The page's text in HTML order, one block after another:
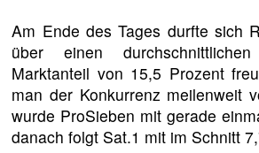
Am Ende des Tages durfte sich
über einen durchschnittlichen
Marktanteil von 15,5 Prozent
man der Konkurrenz meilenweit
wurde ProSieben mit gerade
danach folgt Sat.1 mit im Schnitt